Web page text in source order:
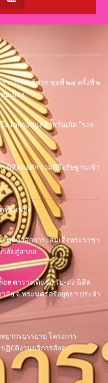
รมการบริหาร ชุดที่ ๒๗ ครั้งที่ ๒
อเนื่อง
นโอกาสวันคล้ายวันเกิด “รอง
นิสิตหอพัก ร่วมพิธีอธิษฐานเข้า
องเพลง
มุทิตาสักการะสมเด็จพระราชา
ลัยสู่สากล
ตารางเดินรถ รับ-ส่ง นิสิต
ย จ.พระนครศรีอยุธยา ประจำ
ยากรบรรยาย โครงการ
ฏิบัติงานบริการสังค